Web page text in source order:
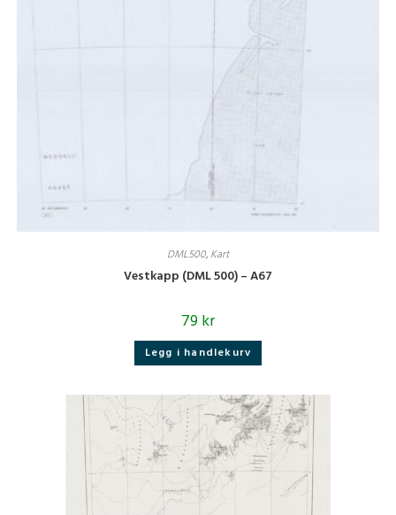
DML500, Kart
Vestkapp (DML 500) – A67
79kr
Legg i handlekurv